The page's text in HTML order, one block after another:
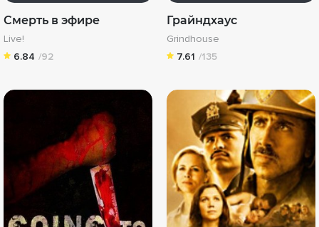
Смерть в эфире
Live!
6.84 /92
Грайндхаус
Grindhouse
7.61 /135